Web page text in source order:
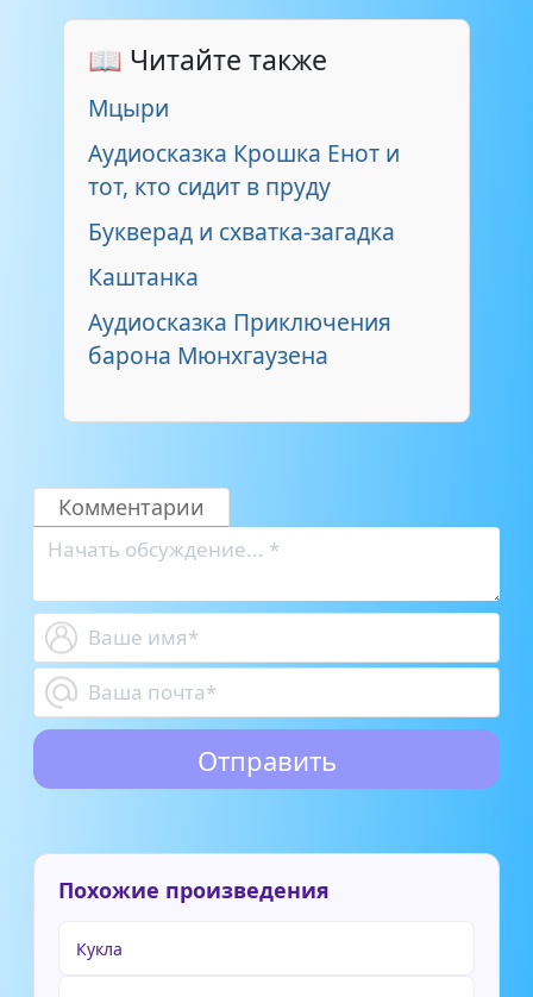
📖 Читайте также
Мцыри
Аудиосказка Крошка Енот и
тот, кто сидит в пруду
Букверад и схватка-загадка
Каштанка
Аудиосказка Приключения
барона Мюнхгаузена
Комментарии
Похожие произведения
Кукла